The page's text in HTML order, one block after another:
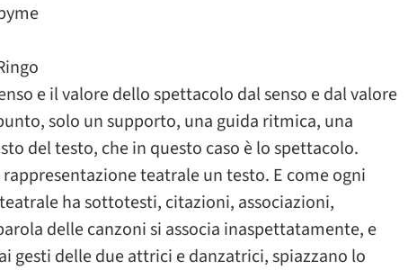
e il valore dello spettacolo dal senso e dal valore
solo un supporto, una guida ritmica, una
del testo, che in questo caso è lo spettacolo.
teatrale un testo. E come ogni
ha sottotesti, citazioni, associazioni,
delle canzoni si associa inaspettatamente, e
gesti delle due attrici e danzatrici, spiazzano lo